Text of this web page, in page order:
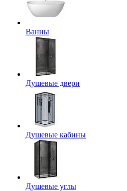
Ванны
Душевые двери
Душевые кабины
Душевые углы